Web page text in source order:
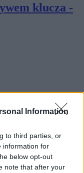
Information
to third parties, or
information for
below opt-out
note that after your
klucza -
mostu -